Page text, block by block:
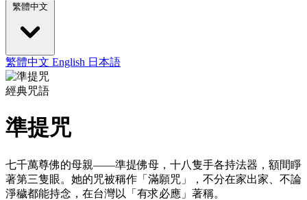
繁體中文
繁體中文 English 日本語
經典咒語
準提咒
七千萬尊佛的母親——準提佛母，十八隻手各持法器，額間睜
著第三隻眼。她的咒被稱作「滿願咒」，不分在家出家、不論
淨穢都能持念，在台灣以「有求必應」著稱。